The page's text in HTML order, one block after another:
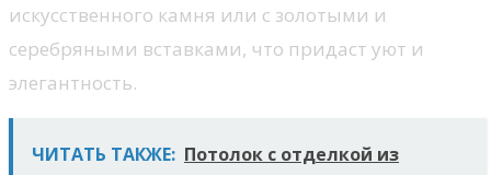
искусственного камня или с золотыми и
серебряными вставками, что придаст уют и
элегантность.
ЧИТАТЬ ТАКЖЕ: Потолок с отделкой из